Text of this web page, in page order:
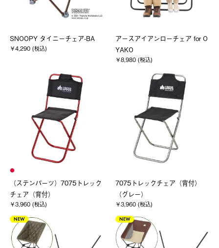
SNOOPY タイニーチェア-BA
￥4,290 (税込)
アースアイアンローチェア for O
YAKO
￥8,980 (税込)
（ステンパーツ）7075トレック
チェア（背付）
￥3,960 (税込)
7075トレックチェア（背付）
（グレー）
￥3,960 (税込)
NEW NEW